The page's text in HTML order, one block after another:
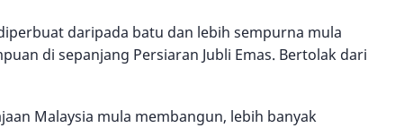
daripada batu dan lebih sempurna mula
di sepanjang Persiaran Jubli Emas. Bertolak dari
Malaysia mula membangun, lebih banyak